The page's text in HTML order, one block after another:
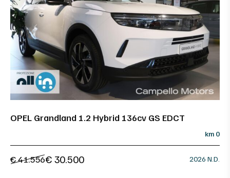
OPEL Grandland 1.2 Hybrid 136cv GS EDCT
km 0
€ 41.556€ 30.500 2026 N.D.